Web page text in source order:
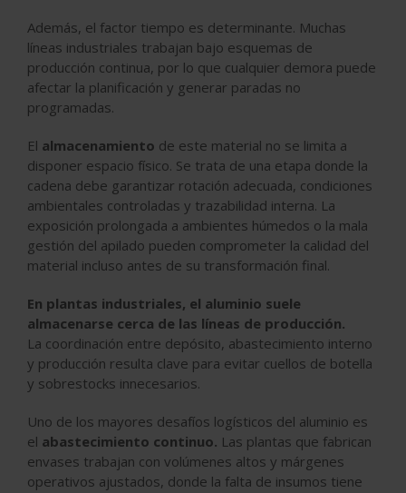
Además, el factor tiempo es determinante. Muchas
líneas industriales trabajan bajo esquemas de
producción continua, por lo que cualquier demora puede
afectar la planificación y generar paradas no
programadas.
El almacenamiento de este material no se limita a
disponer espacio físico. Se trata de una etapa donde la
cadena debe garantizar rotación adecuada, condiciones
ambientales controladas y trazabilidad interna. La
exposición prolongada a ambientes húmedos o la mala
gestión del apilado pueden comprometer la calidad del
material incluso antes de su transformación final.
En plantas industriales, el aluminio suele
almacenarse cerca de las líneas de producción.
La coordinación entre depósito, abastecimiento interno
y producción resulta clave para evitar cuellos de botella
y sobrestocks innecesarios.
Uno de los mayores desafíos logísticos del aluminio es
el abastecimiento continuo. Las plantas que fabrican
envases trabajan con volúmenes altos y márgenes
operativos ajustados, donde la falta de insumos tiene